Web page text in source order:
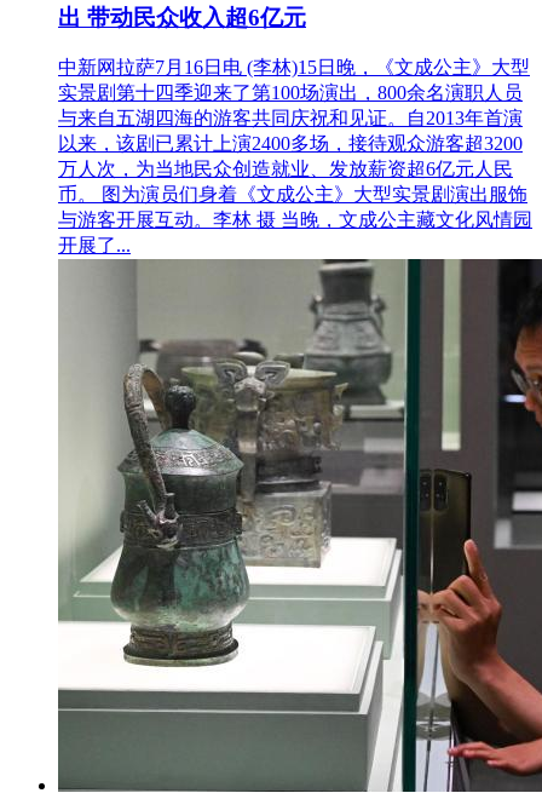
出 带动民众收入超6亿元
中新网拉萨7月16日电 (李林)15日晚，《文成公主》大型
实景剧第十四季迎来了第100场演出，800余名演职人员
与来自五湖四海的游客共同庆祝和见证。自2013年首演
以来，该剧已累计上演2400多场，接待观众游客超3200
万人次，为当地民众创造就业、发放薪资超6亿元人民
币。 图为演员们身着《文成公主》大型实景剧演出服饰
与游客开展互动。李林 摄 当晚，文成公主藏文化风情园
开展了...